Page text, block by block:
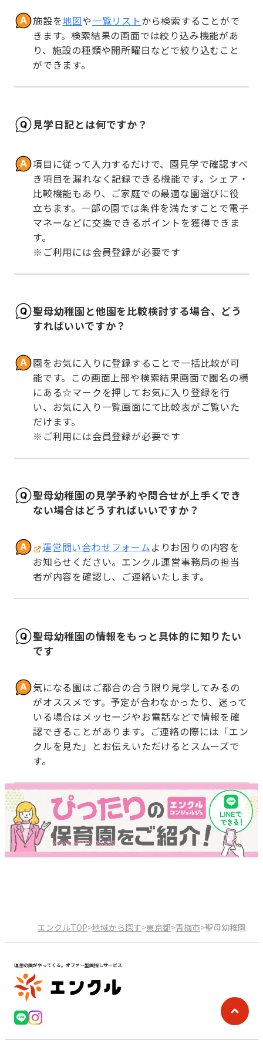
施設を地図や一覧リストから検索することがで
きます。検索結果の画面では絞り込み機能があ
り、施設の種類や開所曜日などで絞り込むこと
ができます。
見学日記とは何ですか？
項目に従って入力するだけで、園見学で確認すべ
き項目を漏れなく記録できる機能です。シェア・
比較機能もあり、ご家庭での最適な園選びに役
立ちます。一部の園では条件を満たすことで電子
マネーなどに交換できるポイントを獲得できま
す。
※ご利用には会員登録が必要です
聖母幼稚園と他園を比較検討する場合、どう
すればいいですか？
園をお気に入りに登録することで一括比較が可
能です。この画面上部や検索結果画面で園名の横
にある☆マークを押してお気に入り登録を行
い、お気に入り一覧画面にて比較表がご覧いた
だけます。
※ご利用には会員登録が必要です
聖母幼稚園の見学予約や問合せが上手くでき
ない場合はどうすればいいですか？
運営問い合わせフォームよりお困りの内容を
お知らせください。エンクル運営事務局の担当
者が内容を確認し、ご連絡いたします。
聖母幼稚園の情報をもっと具体的に知りたい
です
気になる園はご都合の合う限り見学してみるの
がオススメです。予定が合わなかったり、迷って
いる場合はメッセージやお電話などで情報を確
認できることがあります。ご連絡の際には「エン
クルを見た」とお伝えいただけるとスムーズで
す。
エンクルTOP>地域から探す>東京都>青梅市>聖母幼稚園
理想の園がやってくる。オファー型園探しサービス